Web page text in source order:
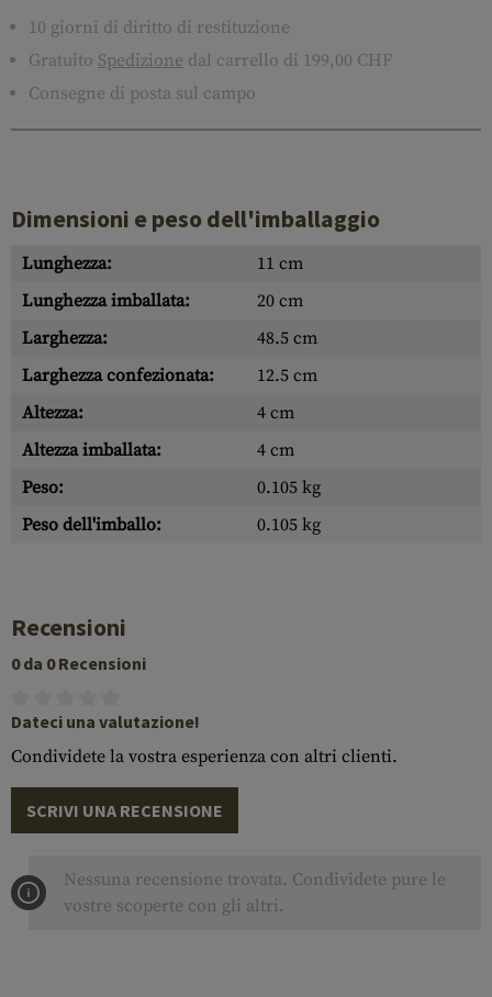
10 giorni di diritto di restituzione
Gratuito Spedizione dal carrello di 199,00 CHF
Consegne di posta sul campo
Dimensioni e peso dell'imballaggio
Lunghezza:
11 cm
Lunghezza imballata:
20 cm
Larghezza:
48.5 cm
Larghezza confezionata:
12.5 cm
Altezza:
4 cm
Altezza imballata:
4 cm
Peso:
0.105 kg
Peso dell'imballo:
0.105 kg
Recensioni
0 da 0 Recensioni
Dateci una valutazione!
Condividete la vostra esperienza con altri clienti.
SCRIVI UNA RECENSIONE
Nessuna recensione trovata. Condividete pure le
vostre scoperte con gli altri.